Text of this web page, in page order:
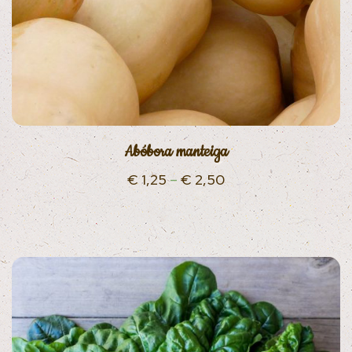
Abóbora manteiga
€1,25– € 2,50